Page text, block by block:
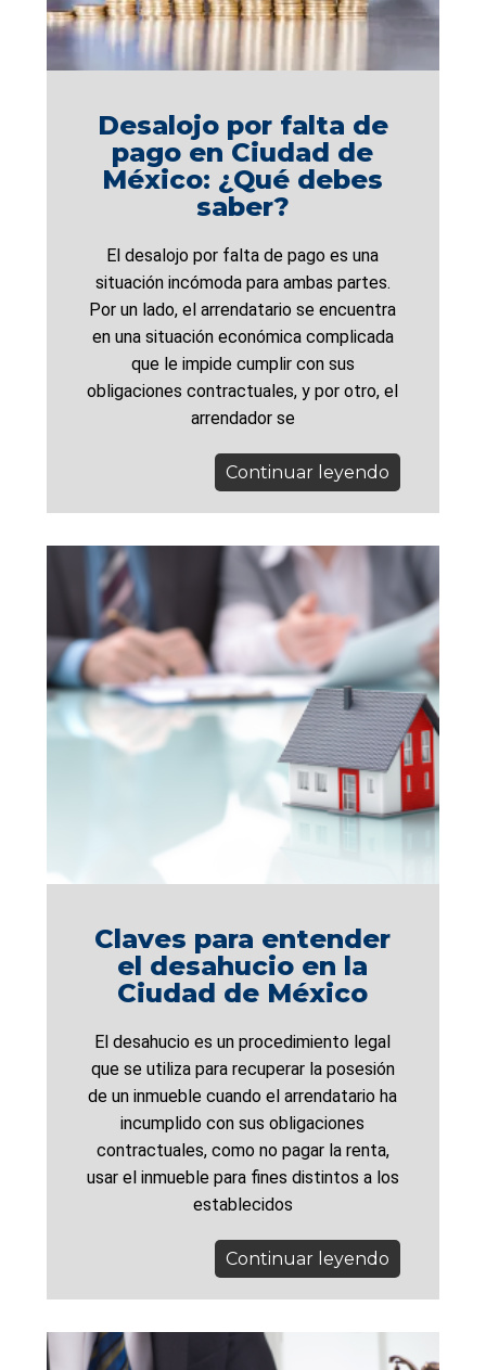
Desalojo por falta de
pago en Ciudad de
México: ¿Qué debes
saber?
El desalojo por falta de pago es una
situación incómoda para ambas partes.
Por un lado, el arrendatario se encuentra
en una situación económica complicada
que le impide cumplir con sus
obligaciones contractuales, y por otro, el
arrendador se
Continuar leyendo
Claves para entender
el desahucio en la
Ciudad de México
El desahucio es un procedimiento legal
que se utiliza para recuperar la posesión
de un inmueble cuando el arrendatario ha
incumplido con sus obligaciones
contractuales, como no pagar la renta,
usar el inmueble para fines distintos a los
establecidos
Continuar leyendo